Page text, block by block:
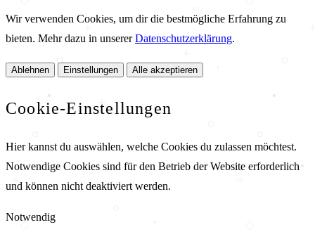
Wir verwenden Cookies, um dir die bestmögliche Erfahrung zu
bieten. Mehr dazu in unsererDatenschutzerklärung.
Ablehnen Einstellungen Alle akzeptieren
Cookie-Einstellungen
Hier kannst du auswählen, welche Cookies du zulassen möchtest.
Notwendige Cookies sind für den Betrieb der Website erforderlich
und können nicht deaktiviert werden.
Notwendig